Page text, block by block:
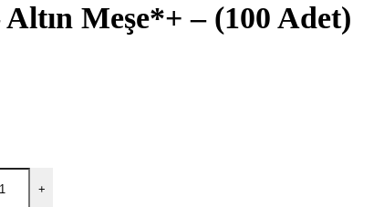
Meşe*+ – (100 Adet)
+